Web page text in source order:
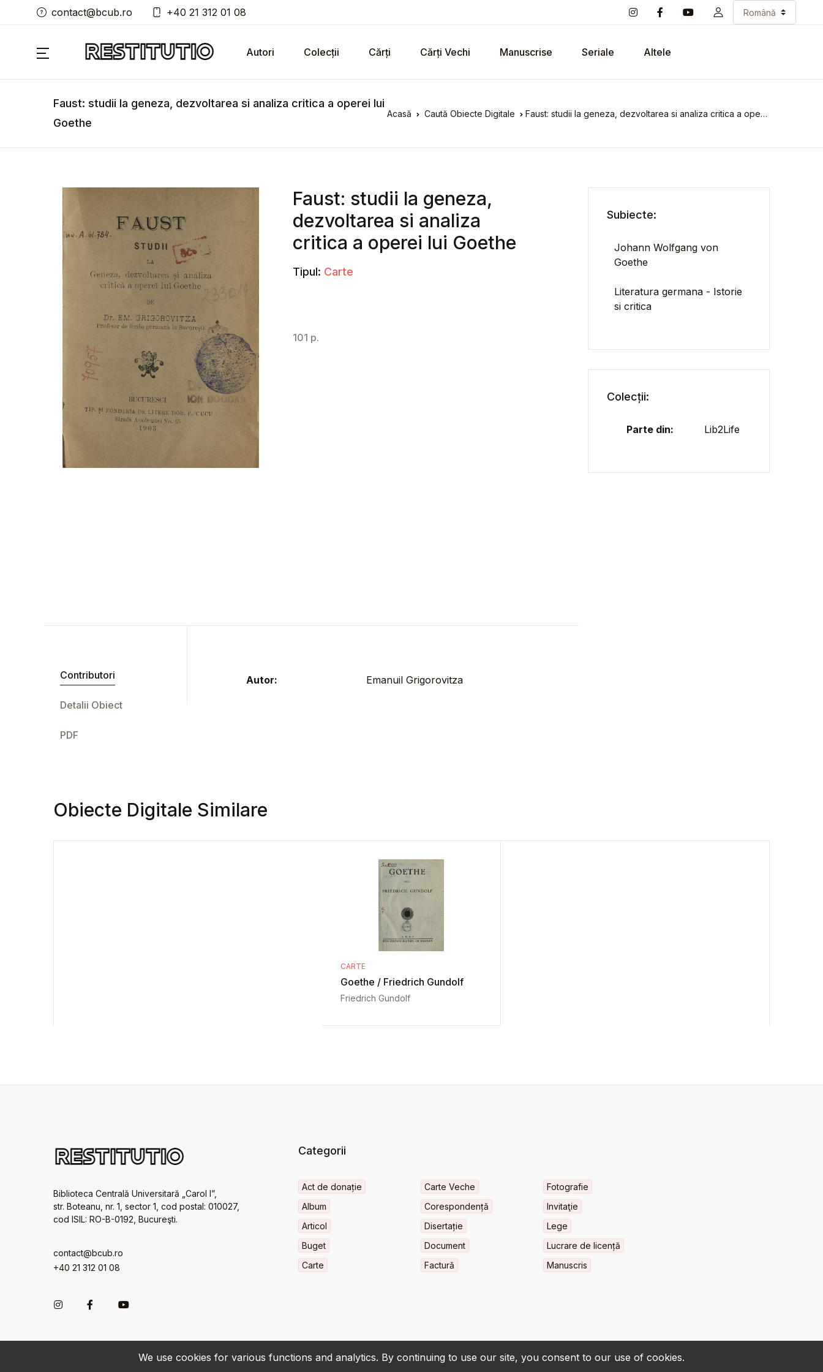
We use cookies for various functions and analytics. By continuing to use our site, you consent to our use of cookies.
contact@bcub.ro +40 21 312 01 08
Autori Colecții Cărți Cărți Vechi Manuscrise Seriale Altele
Faust: studii la geneza, dezvoltarea si analiza critica a operei lui
Goethe
Acasă Caută Obiecte Digitale Faust: studii la geneza, dezvoltarea si analiza critica a operei lui Goethe
Faust: studii la geneza,
dezvoltarea si analiza
critica a operei lui Goethe
Tipul: Carte
Contributori
Detalii Obiect
PDF
Autor: Emanuil Grigorovitza
Subiecte:
Johann Wolfgang von
Goethe
Literatura germana - Istorie
si critica
Colecții:
Parte din: Lib2Life
Obiecte Digitale Similare
CARTE
Goethe / Friedrich Gundolf
Friedrich Gundolf
Biblioteca Centrală Universitară „Carol I”,
str. Boteanu, nr. 1, sector 1, cod postal: 010027,
cod ISIL: RO-B-0192, Bucureşti.
contact@bcub.ro
+40 21 312 01 08
Categorii
Act de donație
Album
Articol
Buget
Carte
Carte Veche
Corespondență
Disertație
Document
Factură
Fotografie
Invitaţie
Lege
Lucrare de licență
Manuscris